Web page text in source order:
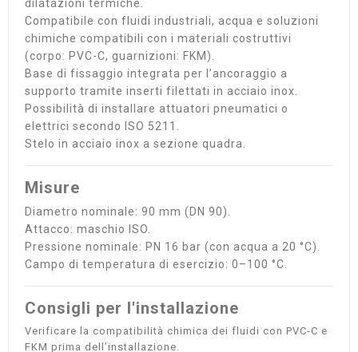
dilatazioni termiche.
Compatibile con fluidi industriali, acqua e soluzioni
chimiche compatibili con i materiali costruttivi
(corpo: PVC-C, guarnizioni: FKM).
Base di fissaggio integrata per l’ancoraggio a
supporto tramite inserti filettati in acciaio inox.
Possibilità di installare attuatori pneumatici o
elettrici secondo ISO 5211.
Stelo in acciaio inox a sezione quadra.
Misure
Diametro nominale: 90 mm (DN 90).
Attacco: maschio ISO.
Pressione nominale: PN 16 bar (con acqua a 20 °C).
Campo di temperatura di esercizio: 0–100 °C.
Consigli per l'installazione
Verificare la compatibilità chimica dei fluidi con PVC-C e
FKM prima dell’installazione.